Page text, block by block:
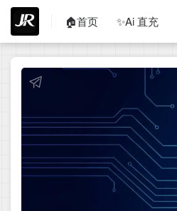
🏠首页 ✨Ai 直充